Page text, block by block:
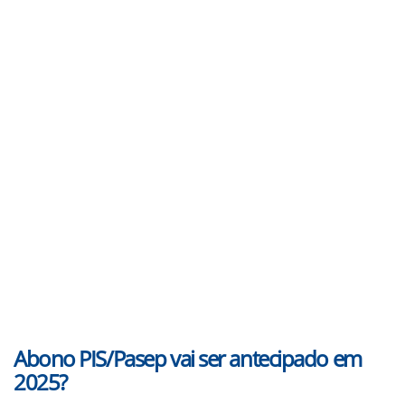
Abono PIS/Pasep vai ser antecipado em
2025?